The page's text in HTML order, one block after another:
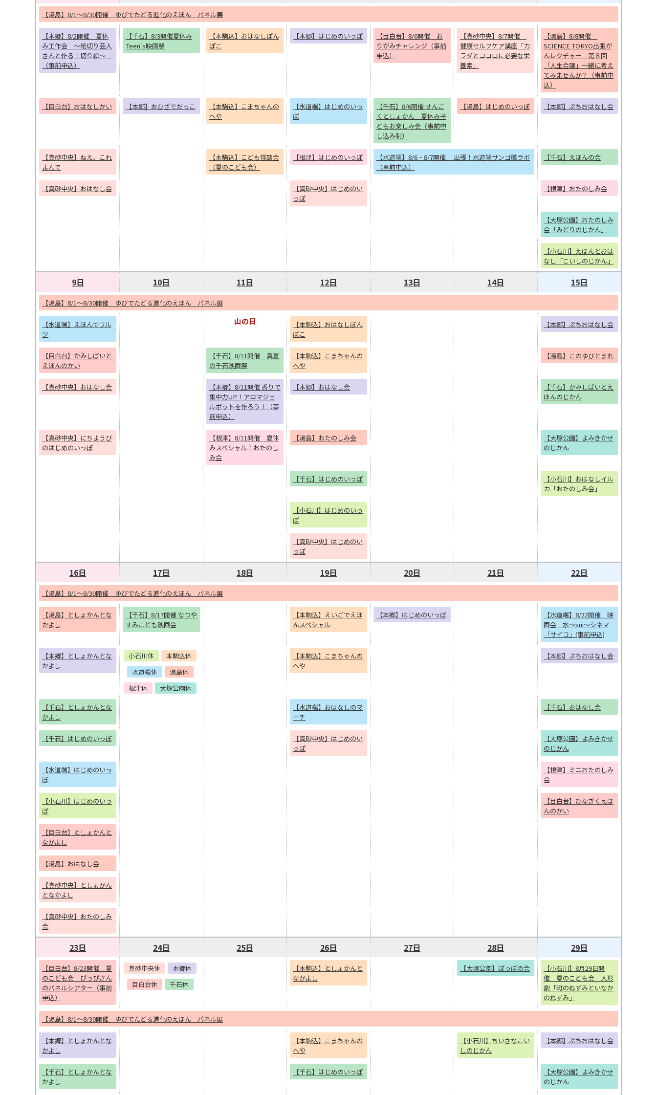
【湯島】8/1～8/30開催 ゆびでたどる進化のえほん パネル展
【本郷】8/2開催 夏休
み工作会 ～紙切り芸人
さんと作る！切り絵～
（事前申込）
【千石】8/3開催夏休み
Teen‘s映画祭
【本駒込】おはなしぽん
ぽこ
【本郷】はじめのいっぽ
【目白台】8/6開催 お
りがみチャレンジ（事前
申込）
【真砂中央】8/7開催
健康セルフケア講座「カ
ラダとココロに必要な栄
養素」
【湯島】8/8開催
SCIENCE TOKYO出張が
んレクチャー 第８回
「人生会議」一緒に考え
てみませんか？（事前申
込）
【目白台】おはなしかい 【本郷】おひざでだっこ
【本駒込】こまちゃんの
へや
【水道端】はじめのいっ
ぽ
【千石】8/6開催 せんご
くとしょかん 夏休み子
どもお楽しみ会（事前申
し込み制）
【湯島】はじめのいっぽ 【本郷】ぷちおはなし会
【真砂中央】ねえ、これ
よんで
【本駒込】こども怪談会
（夏のこども会）
【根津】はじめのいっぽ
【水道端】8/6・8/7開催 出張！水道端サンゴ礁ラボ
（事前申込）
【千石】えほんの会
【真砂中央】おはなし会
【真砂中央】はじめのい
っぽ
【根津】おたのしみ会
【大塚公園】おたのしみ
会「みどりのじかん」
【小石川】えほんとおは
なし「こいしのじかん」
9日 10日 11日 12日 13日 14日 15日
【湯島】8/1～8/30開催 ゆびでたどる進化のえほん パネル展
【水道端】えほんでワル
ツ
山の日
【本駒込】おはなしぽん
ぽこ
【本郷】ぷちおはなし会
【目白台】かみしばいと
えほんのかい
【千石】8/11開催 真夏
の千石映画祭
【本駒込】こまちゃんの
へや
【湯島】このゆびとまれ
【真砂中央】おはなし会
【本郷】8/11開催 香りで
集中力UP！アロマジェ
ルポットを作ろう！（事
前申込）
【本郷】おはなし会
【千石】かみしばいとえ
ほんのじかん
【真砂中央】にちようび
のはじめのいっぽ
【根津】8/11開催 夏休
みスペシャル！おたのし
み会
【湯島】おたのしみ会
【大塚公園】よみきかせ
のじかん
【千石】はじめのいっぽ
【小石川】おはなしイル
カ「おたのしみ会」
【小石川】はじめのいっ
ぽ
【真砂中央】はじめのい
っぽ
16日 17日 18日 19日 20日 21日 22日
【湯島】8/1～8/30開催 ゆびでたどる進化のえほん パネル展
【湯島】としょかんとな
かよし
【千石】8/17開催 なつや
すみこども映画会
【本駒込】えいごでえほ
んスペシャル
【本郷】はじめのいっぽ
【水道端】8/22開催 映
画会 水～sui～シネマ
「サイコ」(事前申込)
【本郷】としょかんとな
かよし
小石川休
本駒込休
水道端休
湯島休
根津休
大塚公園休
【本駒込】こまちゃんの
へや
【本郷】ぷちおはなし会
【千石】としょかんとな
かよし
【水道端】おはなしのマ
ーチ
【千石】おはなし会
【千石】はじめのいっぽ
【真砂中央】はじめのい
っぽ
【大塚公園】よみきかせ
のじかん
【水道端】はじめのいっ
ぽ
【根津】ミニおたのしみ
会
【小石川】はじめのいっ
ぽ
【目白台】ひなぎくえほ
んのかい
【目白台】としょかんと
なかよし
【湯島】おはなし会
【真砂中央】としょかん
となかよし
【真砂中央】おたのしみ
会
23日 24日 25日 26日 27日 28日 29日
【目白台】8/23開催 夏
のこども会 ぴっぴさん
のパネルシアター（事前
申込）
真砂中央休
本郷休
目白台休
千石休
【本駒込】としょかんと
なかよし
【大塚公園】ぽっぽの会
【小石川】8月29日開
催 夏のこども会 人形
劇「町のねずみといなか
のねずみ」
【湯島】8/1～8/30開催 ゆびでたどる進化のえほん パネル展
【本郷】としょかんとな
かよし
【本駒込】こまちゃんの
へや
【小石川】ちいさなこい
しのじかん
【本郷】ぷちおはなし会
【千石】としょかんとな
かよし
【千石】はじめのいっぽ
【大塚公園】よみきかせ
のじかん